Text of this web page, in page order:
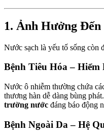
1. Ảnh Hưởng
Nước sạch là yếu tố sống còn
Bệnh Tiêu Hóa –
Nước ô nhiễm thường chứa
thương hàn dễ dàng bùng
trường nước đáng báo động
Bệnh Ngoài Da – Hệ